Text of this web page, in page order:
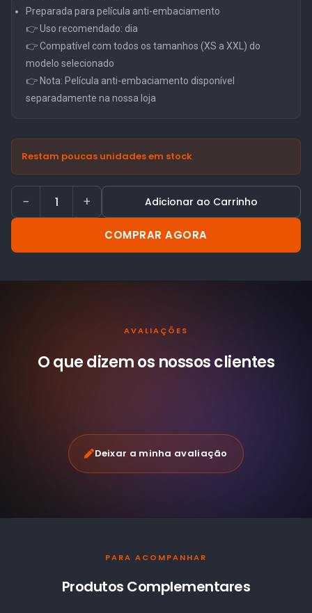
Preparada para película anti-embaciamento
👉 Uso recomendado: dia
👉 Compatível com todos os tamanhos (XS a XXL) do
modelo selecionado
👉 Nota: Película anti-embaciamento disponível
separadamente na nossa loja
Restam poucas unidades em stock
− + Adicionar ao Carrinho
COMPRAR AGORA
AVALIAÇÕES
O que dizem os nossosclientes
Deixar a minha avaliação
PARA ACOMPANHAR
Produtos Complementares